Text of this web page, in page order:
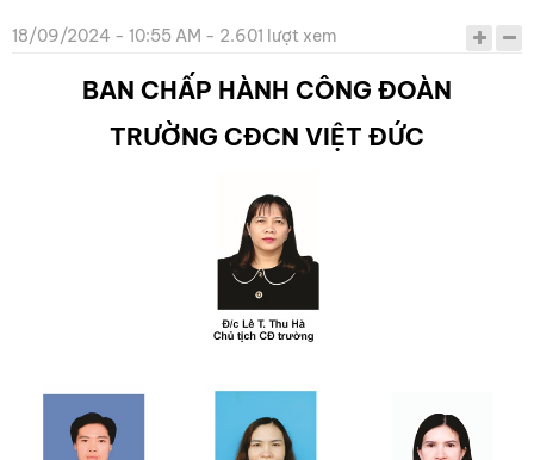
18/09/2024 - 10:55 AM - 2.601 lượt xem
BAN CHẤP HÀNH CÔNG ĐOÀN
TRƯỜNG CĐCN VIỆT ĐỨC